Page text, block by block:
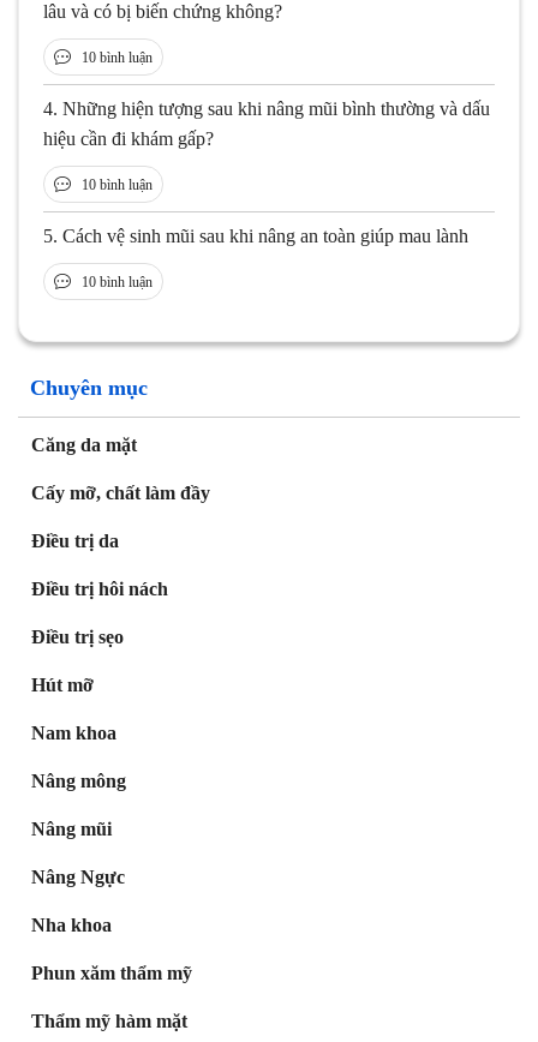
Chuyên mục
Căng da mặt
Cấy mỡ, chất làm đầy
Điều trị da
Điều trị hôi nách
Điều trị sẹo
Hút mỡ
Nam khoa
Nâng mông
Nâng mũi
Nâng Ngực
Nha khoa
Phun xăm thẩm mỹ
Thẩm mỹ hàm mặt
lâu và có bị biến chứng không?
10 bình luận
4. Những hiện tượng sau khi nâng mũi bình thường và dấu
hiệu cần đi khám gấp?
10 bình luận
5. Cách vệ sinh mũi sau khi nâng an toàn giúp mau lành
10 bình luận